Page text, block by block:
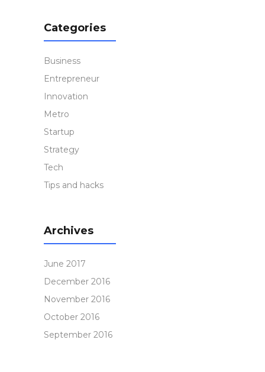
Categories
Business
Entrepreneur
Innovation
Metro
Startup
Strategy
Tech
Tips and hacks
Archives
June 2017
December 2016
November 2016
October 2016
September 2016